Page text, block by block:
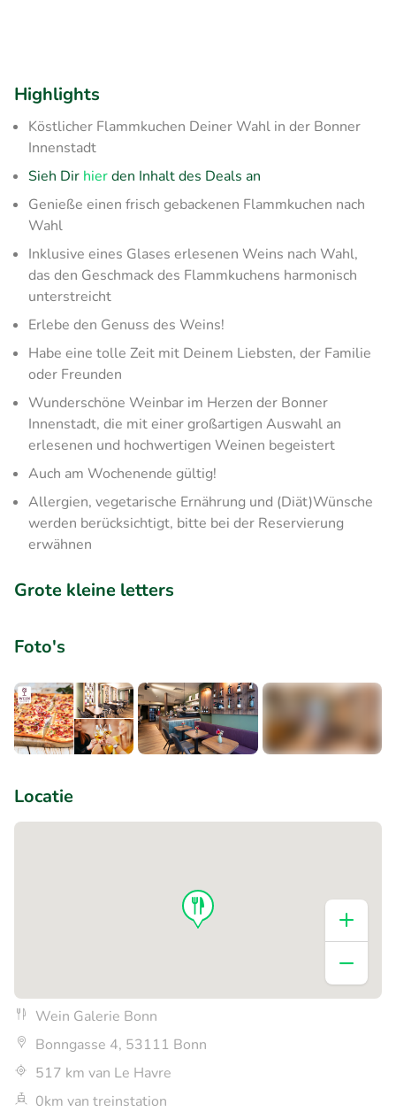
Highlights
Köstlicher Flammkuchen Deiner Wahl in der Bonner
Innenstadt
Sieh Dir hierden Inhalt des Deals an
Genieße einen frisch gebackenen Flammkuchen nach
Wahl
Inklusive eines Glases erlesenen Weins nach Wahl,
das den Geschmack des Flammkuchens harmonisch
unterstreicht
Erlebe den Genuss des Weins!
Habe eine tolle Zeit mit Deinem Liebsten, der Familie
oder Freunden
Wunderschöne Weinbar im Herzen der Bonner
Innenstadt, die mit einer großartigen Auswahl an
erlesenen und hochwertigen Weinen begeistert
Auch am Wochenende gültig!
Allergien, vegetarische Ernährung und (Diät)Wünsche
werden berücksichtigt, bitte bei der Reservierung
erwähnen
Grote kleine letters
Foto's
Locatie
Wein Galerie Bonn
Bonngasse 4, 53111 Bonn
517 km van Le Havre
0km van treinstation